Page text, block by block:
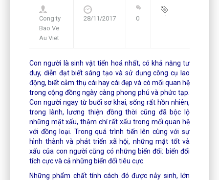
Cong ty
Bao Ve
Au Viet
28/11/2017 0 Blog
Con người là sinh vật tiến hoá nhất, có khả năng tư
duy, diễn đạt biết sáng tạo và sử dụng công cụ lao
động, biết cảm thụ cái hay cái đẹp và có mối quan hệ
trong cộng đồng ngày càng phong phú và phức tạp.
Con người ngay từ buổi sơ khai, sống rất hồn nhiên,
trong lành, lương thiện đồng thời cũng đã bộc lộ
những mặt xấu, thậm chí rất xấu trong mối quan hệ
với đồng loại. Trong quá trình tiến lên cùng với sự
hình thành và phát triển xã hội, những mặt tốt và
xấu của con người cũng có những biến đổi: biến đổi
tích cực và cả những biến đổi tiêu cực.
Những phẩm chất tính cách đó được nảy sinh, lớn